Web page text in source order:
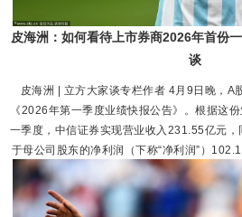
皮海洲：如何看待上市券商2026年首份
谈
皮海洲 | 立方大家谈专栏作者 4月9日晚，A
《2026年第一季度业绩快报公告》。根据这
一季度，中信证券实现营业收入231.55亿元
于母公司股东的净利润（下称“净利润”）
中信证券今年首季实现净利润超百亿元，同
的这份业绩快报显然有些亮